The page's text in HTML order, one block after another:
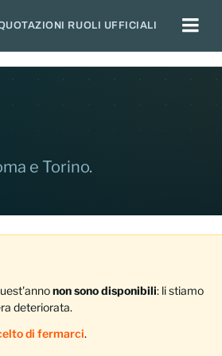
RUOLI UFFICIALI
e Torino.
non sono disponibili: li stiamo
deteriorata.
di fermarci.